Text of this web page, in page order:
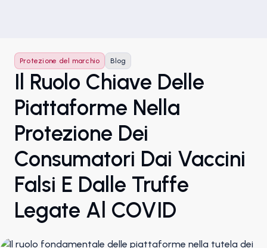
Protezione del marchio Blog
Il Ruolo Chiave Delle
Piattaforme Nella
Protezione Dei
Consumatori Dai Vaccini
Falsi E Dalle Truffe
Legate Al COVID